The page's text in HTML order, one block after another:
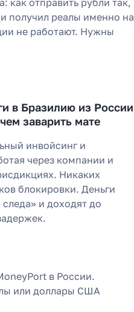
как отправить рубли так,
получил реалы именно на
не работают. Нужны
в Бразилию из России
заварить мате
инвойсинг и
через компании и
Никаких
блокировки. Деньги
и доходят до
в России.
или доллары США
120
банки